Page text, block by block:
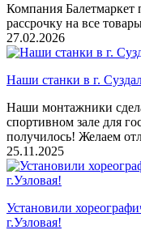
Компания Балетмаркет
рассрочку на все
27.02.2026
Наши станки в г.
Наши монтажники
спортивном зале для
получилось! Желаем
25.11.2025
Установили
г.Узловая!